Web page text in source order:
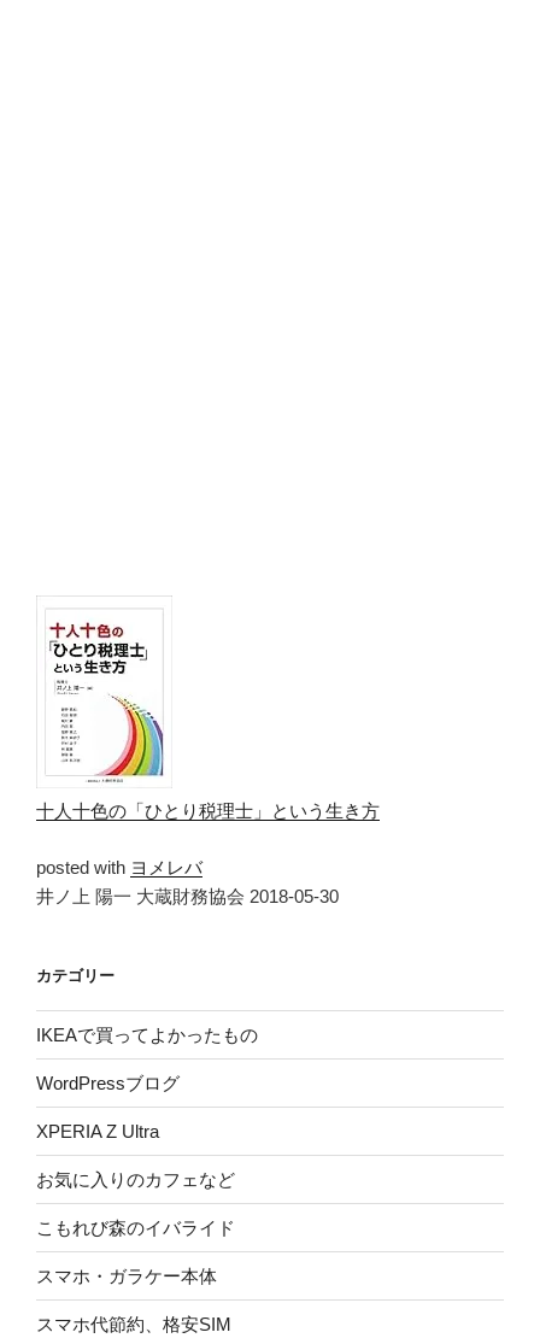
十人十色の「ひとり税理士」という生き方
posted with ヨメレバ
井ノ上 陽一 大蔵財務協会 2018-05-30
カテゴリー
IKEAで買ってよかったもの
WordPressブログ
XPERIA Z Ultra
お気に入りのカフェなど
こもれび森のイバライド
スマホ・ガラケー本体
スマホ代節約、格安SIM